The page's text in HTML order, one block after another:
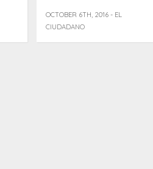
OCTOBER 6TH, 2016 - EL
CIUDADANO